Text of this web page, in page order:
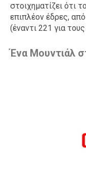
στοιχηματίζει ότι
επιπλέον έδρες,
(έναντι 221 για
Ένα Μουντιάλ